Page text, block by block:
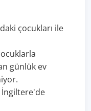
çocukları ile
günlük ev